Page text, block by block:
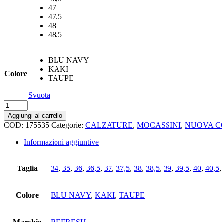
47
47.5
48
48.5
Colore
BLU NAVY
KAKI
TAUPE
Svuota
Mocassino
refresh
quantità
Aggiungi al carrello
COD: 175535 Categorie: CALZATURE, MOCASSINI, NUOVA
Informazioni aggiuntive
Taglia 34, 35, 36, 36,5, 37, 37,5, 38, 38,5, 39, 39,5, 40, 40,5,
Colore BLU NAVY, KAKI, TAUPE